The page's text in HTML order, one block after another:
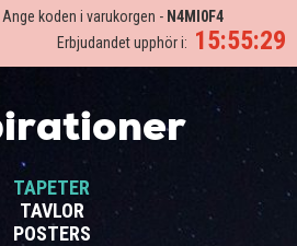
koden i varukorgen - N4MI0F4
15:55:28
Erbjudandet upphör i:
TAPETER
TAVLOR
POSTERS